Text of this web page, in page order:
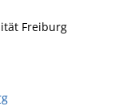
Freiburg